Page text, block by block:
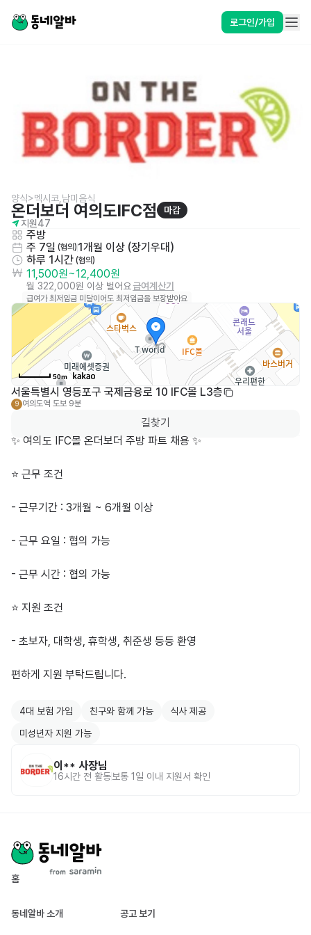
로그인/가입
양식>멕시코,남미음식
온더보더 여의도IFC점
마감
지원47
주방
주 7일 (협의) 1개월 이상 (장기우대)
하루 1시간 (협의)
11,500원~12,400원
월 322,000원 이상 벌어요급여계산기
급여가 최저임금 미달이어도 최저임금을 보장받아요
50m
서울특별시 영등포구 국제금융로 10 IFC몰 L3층
9 여의도역 도보 9분
길찾기
✨ 여의도 IFC몰 온더보더 주방 파트 채용 ✨
⭐️ 근무 조건
- 근무기간 : 3개월 ~ 6개월 이상
- 근무 요일 : 협의 가능
- 근무 시간 : 협의 가능
⭐️ 지원 조건
- 초보자, 대학생, 휴학생, 취준생 등등 환영
편하게 지원 부탁드립니다.
4대 보험 가입 친구와 함께 가능 식사 제공
미성년자 지원 가능
이** 사장님
16시간 전 활동보통 1일 이내 지원서 확인
홈
동네알바 소개 공고 보기